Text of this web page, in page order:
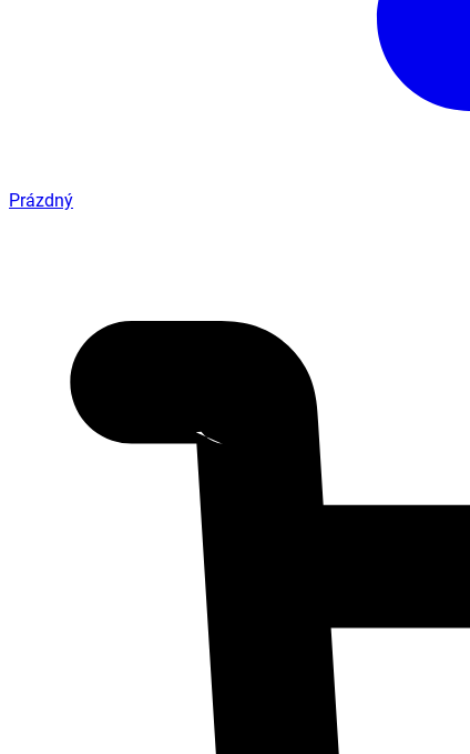
Prázdný